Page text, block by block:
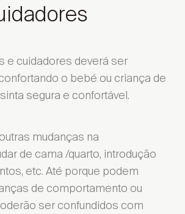
e cuidadores deverá ser
o bebé ou criança de
segura e confortável.
mudanças na
de cama /quarto, introdução
etc. Até porque podem
de comportamento ou
ser confundidos com